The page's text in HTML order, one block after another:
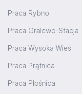
Praca Rybno
Praca Gralewo-Stacja
Praca Wysoka Wieś
Praca Prątnica
Praca Płośnica